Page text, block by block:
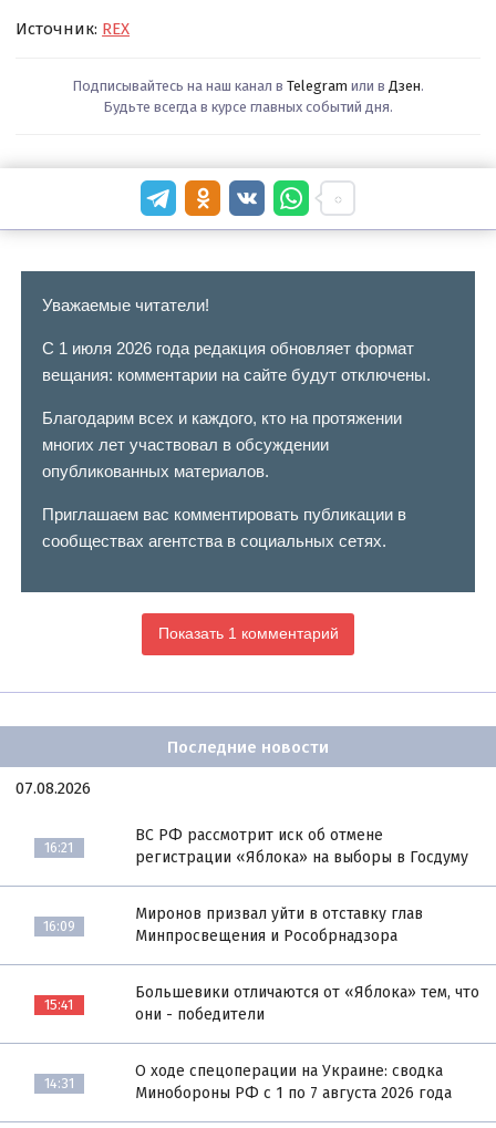
Источник: REX
Подписывайтесь на наш канал в Telegram или в Дзен.
Будьте всегда в курсе главных событий дня.
Уважаемые читатели!
С 1 июля 2026 года редакция обновляет формат
вещания: комментарии на сайте будут отключены.
Благодарим всех и каждого, кто на протяжении
многих лет участвовал в обсуждении
опубликованных материалов.
Приглашаем вас комментировать публикации в
сообществах агентства в социальных сетях.
Показать 1 комментарий
Последние новости
07.08.2026
16:21
ВС РФ рассмотрит иск об отмене
регистрации «Яблока» на выборы в Госдуму
16:09
Миронов призвал уйти в отставку глав
Минпросвещения и Рособрнадзора
15:41
Большевики отличаются от «Яблока» тем, что
они - победители
14:31
О ходе спецоперации на Украине: сводка
Минобороны РФ с 1 по 7 августа 2026 года